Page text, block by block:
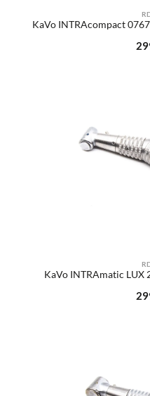
KaVo INTRAcompact
KaVo INTRAmatic LUX